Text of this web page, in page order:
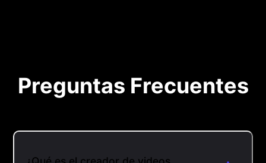
Preguntas Frecuentes